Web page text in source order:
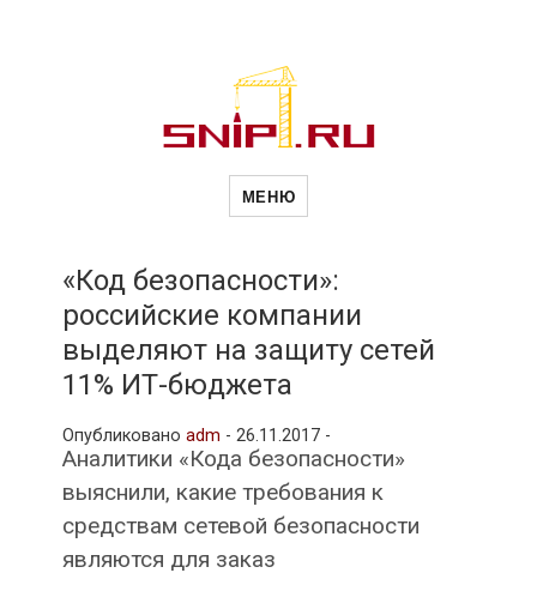
Новости
и
МЕНЮ
«Код безопасности»:
российские компании
выделяют на защиту сетей
11% ИТ-бюджета
Опубликовано adm - 26.11.2017 -
Аналитики «Кода безопасности»
выяснили, какие требования к
средствам сетевой безопасности
являются для заказ